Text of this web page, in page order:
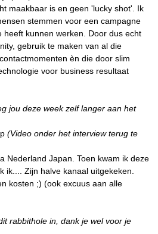
maakbaar is en geen 'lucky shot'. Ik
stemmen voor een campagne
heeft kunnen werken. Door dus echt
gebruik te maken van al die
èn die door slim
voor business resultaat
jou deze week zelf langer aan het
(Video onder het interview terug te
Nederland Japan. Toen kwam ik deze
ik.... Zijn halve kanaal uitgekeken.
kosten ;) (ook excuus aan alle
rabbithole in, dank je wel voor je